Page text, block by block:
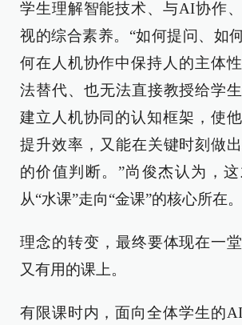
学生理解智能技术、与AI协作
视的综合素养。“如何提问、如
何在人机协作中保持人的主体
法替代、也无法直接教授给学
建立人机协同的认知框架，使
提升效率，又能在关键时刻做
的价值判断。”尚俊杰认为，
从“水课”走向“金课”的核心所在。
理念的转变，最终要体现在一
又有用的课上。
有限课时内，面向全体学生的